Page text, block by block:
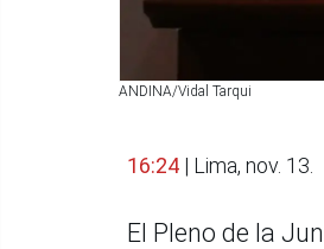
ANDINA/Vidal Tarqui
16:24 | Lima, nov. 13.
El Pleno de la